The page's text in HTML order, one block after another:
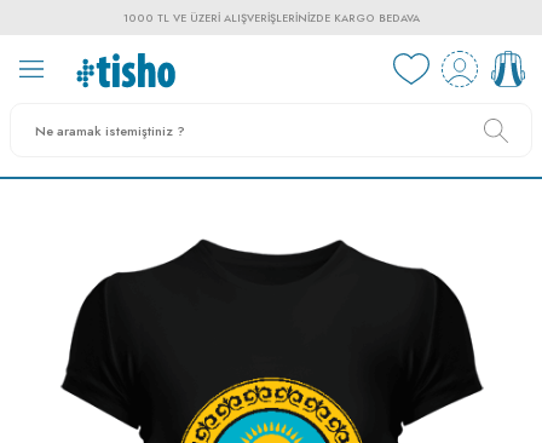
1000 TL VE ÜZERI ALIŞVERIŞLERINIZDE KARGO BEDAVA